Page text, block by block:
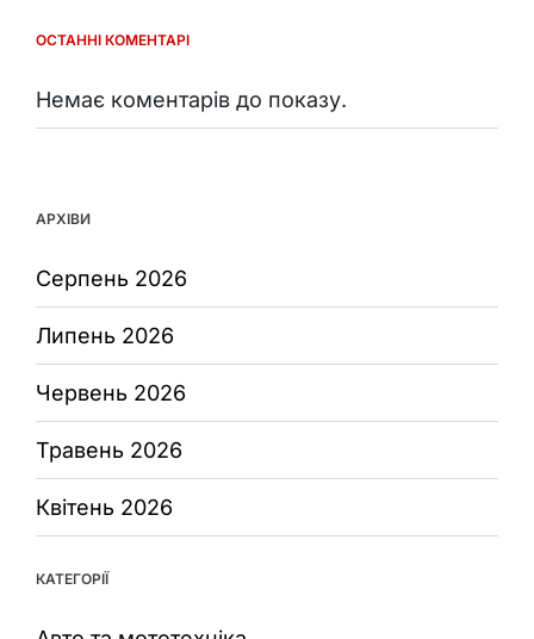
ОСТАННІ КОМЕНТАРІ
Немає коментарів до показу.
АРХІВИ
Серпень 2026
Липень 2026
Червень 2026
Травень 2026
Квітень 2026
КАТЕГОРІЇ